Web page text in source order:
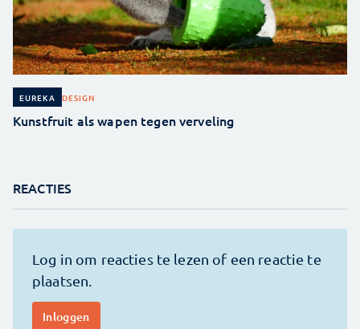
EUREKA DESIGN
Kunstfruit als wapen tegen verveling
REACTIES